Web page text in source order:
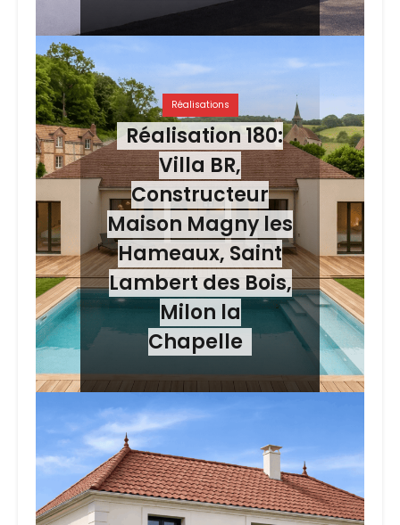
Réalisations
Réalisation 180:
Villa BR,
Constructeur
Maison Magny les
Hameaux, Saint
Lambert des Bois,
Milon la
Chapelle